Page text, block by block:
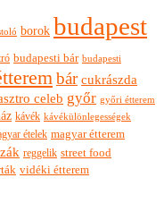
borok budapest
budapesti bár budapesti
bár cukrászda
celeb győr győri étterem
kávék kávékülönlegességek
ételek magyar étterem
reggelik street food
vidéki étterem